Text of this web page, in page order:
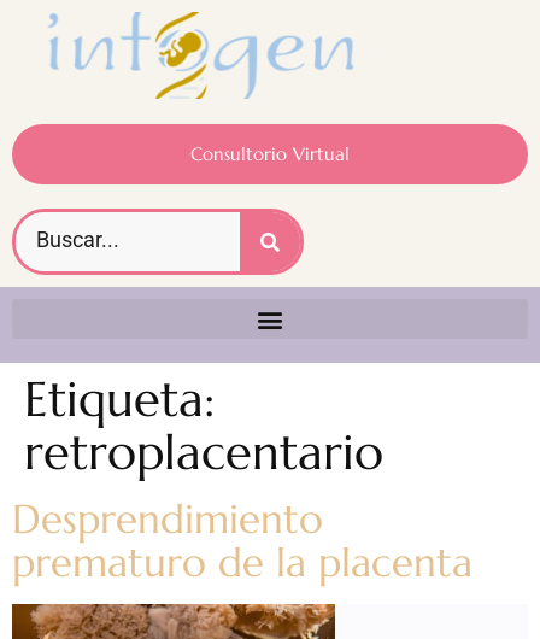
Consultorio Virtual
Etiqueta:
retroplacentario
Desprendimiento
prematuro de la placenta